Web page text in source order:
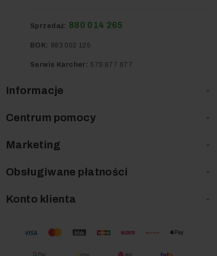
Informacje 
Centrum pomocy 
Marketing 
Obsługiwane płatności 
Konto klienta 
Sprzedaż: 880 014 265
BOK: 883 002 125
Serwis Karcher: 575 877 677